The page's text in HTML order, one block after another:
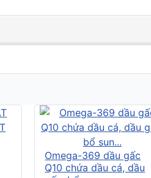
Omega-369 dầu gấc
Q10 chứa dầu cá, dầu